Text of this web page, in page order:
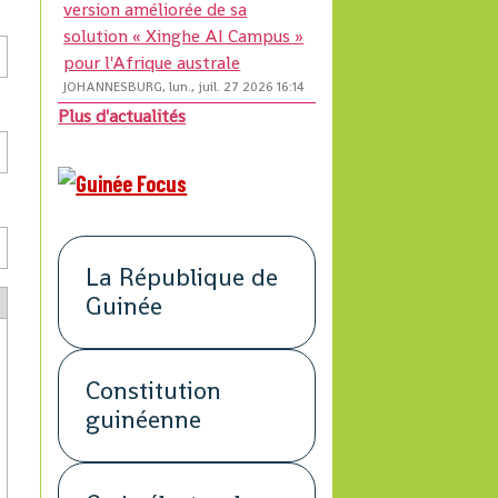
version améliorée de sa
solution « Xinghe AI Campus »
pour l'Afrique australe
JOHANNESBURG, lun., juil. 27 2026 16:14
Plus d'actualités
La République de
Guinée
Constitution
guinéenne